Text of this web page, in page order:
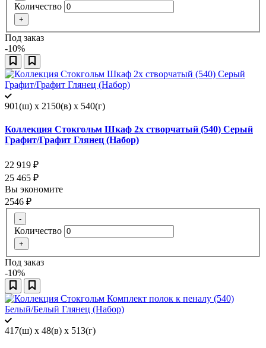
Количество
+
Под заказ
-10%
901(ш) x 2150(в) x 540(г)
Коллекция Стокгольм Шкаф 2х створчатый (540) Серый
Графит/Графит Глянец (Набор)
22 919 ₽
25 465 ₽
Вы экономите
2546 ₽
-
Количество
+
Под заказ
-10%
417(ш) x 48(в) x 513(г)